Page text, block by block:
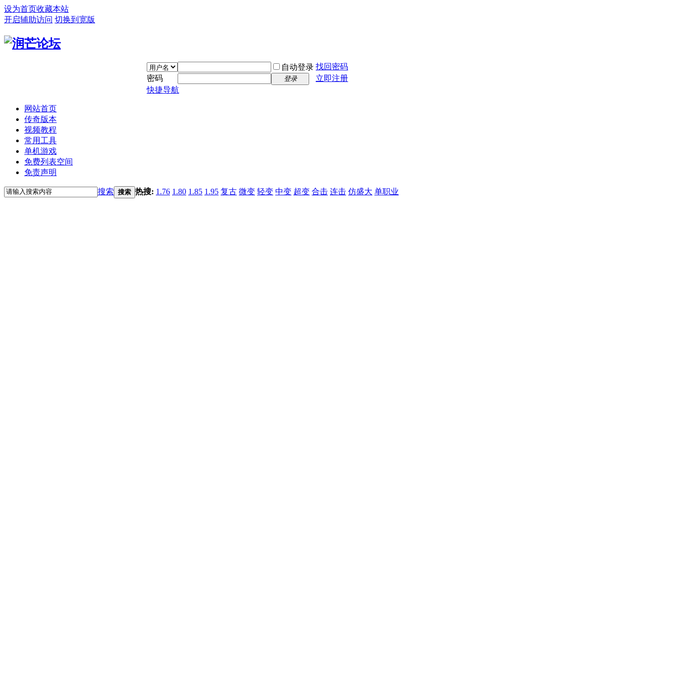
设为首页收藏本站
开启辅助访问 切换到宽版
自动登录 找回密码
密码
登录
立即注册
快捷导航
网站首页
传奇版本
视频教程
常用工具
单机游戏
免费列表空间
免责声明
搜索 搜索 热搜: 1.76 1.80 1.85 1.95 复古 微变 轻变 中变 超变 合击 连击 仿盛大 单职业